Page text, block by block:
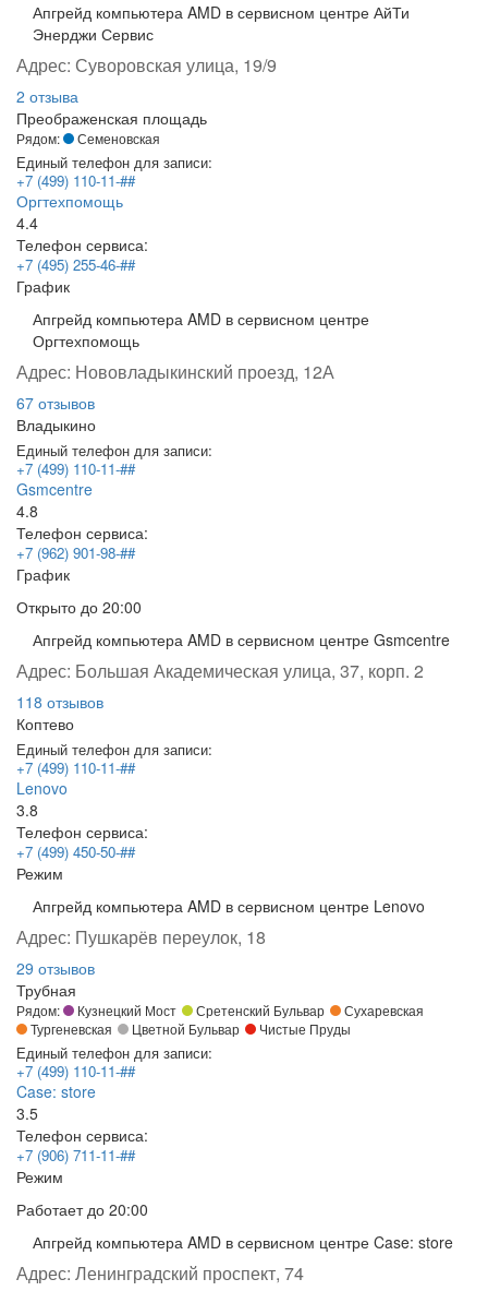
Апгрейд компьютера AMD в сервисном центре АйТи
Энерджи Сервис
Адрес: Суворовская улица, 19/9
2 отзыва
Преображенская площадь
Рядом: Семеновская
Единый телефон для записи:
+7 (499) 110-11-##
Оргтехпомощь
4.4
Телефон сервиса:
+7 (495) 255-46-##
График
Апгрейд компьютера AMD в сервисном центре
Оргтехпомощь
Адрес: Нововладыкинский проезд, 12А
67 отзывов
Владыкино
Единый телефон для записи:
+7 (499) 110-11-##
Gsmcentre
4.8
Телефон сервиса:
+7 (962) 901-98-##
График
Открыто до 20:00
Апгрейд компьютера AMD в сервисном центре Gsmcentre
Адрес: Большая Академическая улица, 37, корп. 2
118 отзывов
Коптево
Единый телефон для записи:
+7 (499) 110-11-##
Lenovo
3.8
Телефон сервиса:
+7 (499) 450-50-##
Режим
Апгрейд компьютера AMD в сервисном центре Lenovo
Адрес: Пушкарёв переулок, 18
29 отзывов
Трубная
Рядом: Кузнецкий Мост Сретенский Бульвар
Сухаревская
Тургеневская
Цветной Бульвар Чистые Пруды
Единый телефон для записи:
+7 (499) 110-11-##
Case: store
3.5
Телефон сервиса:
+7 (906) 711-11-##
Режим
Работаетдо 20:00
Апгрейд компьютера AMD в сервисном центре Case: store
Адрес: Ленинградский проспект, 74